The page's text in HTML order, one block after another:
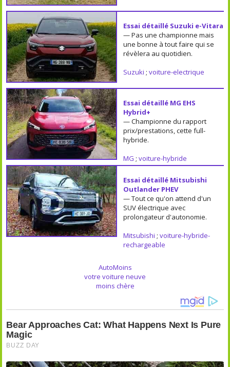
Essai détaillé Suzuki e-Vitara
— Pas une championne mais
une bonne à tout faire qui se
révèlera au quotidien.
Suzuki ; voiture-electrique
Essai détaillé MG EHS
Hybrid+
— Championne du rapport
prix/prestations, cette full-
hybride.
MG ; voiture-hybride
Essai détaillé Mitsubishi
Outlander PHEV
— Tout ce qu'on attend d'un
SUV électrique avec
prolongateur d'autonomie.
Mitsubishi ; voiture-hybride-
rechargeable
AutoMoins
votre voiture neuve
moins chère